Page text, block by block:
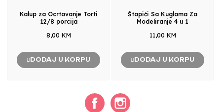
Kalup za Ocrtavanje Torti
12/8 porcija
8,00 KM
DODAJ U KORPU
Štapići Sa Kuglama Za
Modeliranje 4 u 1
11,00 KM
DODAJ U KORPU
Facebook